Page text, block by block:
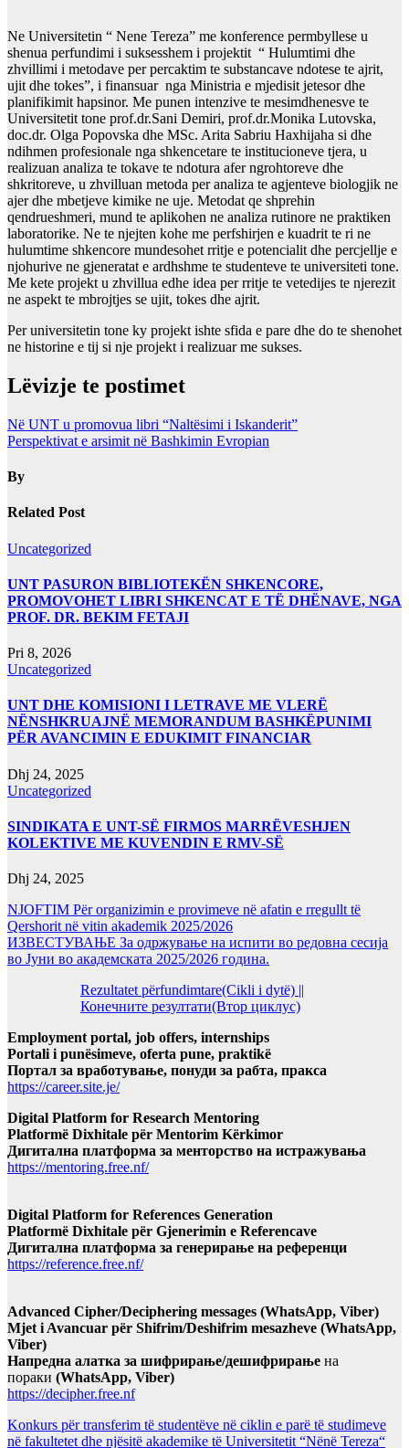
Ne Universitetin “ Nene Tereza” me konference permbyllese u
shenua perfundimi i suksesshem i projektit “ Hulumtimi dhe
zhvillimi i metodave per percaktim te substancave ndotese te ajrit,
ujit dhe tokes”, i finansuar nga Ministria e mjedisit jetesor dhe
planifikimit hapsinor. Me punen intenzive te mesimdhenesve te
Universitetit tone prof.dr.Sani Demiri, prof.dr.Monika Lutovska,
doc.dr. Olga Popovska dhe MSc. Arita Sabriu Haxhijaha si dhe
ndihmen profesionale nga shkencetare te institucioneve tjera, u
realizuan analiza te tokave te ndotura afer ngrohtoreve dhe
shkritoreve, u zhvilluan metoda per analiza te agjenteve biologjik ne
ajer dhe mbetjeve kimike ne uje. Metodat qe shprehin
qendrueshmeri, mund te aplikohen ne analiza rutinore ne praktiken
laboratorike. Ne te njejten kohe me perfshirjen e kuadrit te ri ne
hulumtime shkencore mundesohet rritje e potencialit dhe percjellje e
njohurive ne gjeneratat e ardhshme te studenteve te universiteti tone.
Me kete projekt u zhvillua edhe idea per rritje te vetedijes te njerezit
ne aspekt te mbrojtjes se ujit, tokes dhe ajrit.
Per universitetin tone ky projekt ishte sfida e pare dhe do te shenohet
ne historine e tij si nje projekt i realizuar me sukses.
Lëvizje te postimet
Në UNT u promovua libri “Naltësimi i Iskanderit”
Perspektivat e arsimit në Bashkimin Evropian
By
Related Post
Uncategorized
UNT PASURON BIBLIOTEKËN SHKENCORE,
PROMOVOHET LIBRI SHKENCAT E TË DHËNAVE, NGA
PROF. DR. BEKIM FETAJI
Pri 8, 2026
Uncategorized
UNT DHE KOMISIONI I LETRAVE ME VLERË
NËNSHKRUAJNË MEMORANDUM BASHKËPUNIMI
PËR AVANCIMIN E EDUKIMIT FINANCIAR
Dhj 24, 2025
Uncategorized
SINDIKATA E UNT-SË FIRMOS MARRËVESHJEN
KOLEKTIVE ME KUVENDIN E RMV-SË
Dhj 24, 2025
NJOFTIM Për organizimin e provimeve në afatin e rregullt të
Qershorit në vitin akademik 2025/2026
ИЗВЕСТУВАЊЕ За одржување на испити во редовна сесија
во Јуни во академската 2025/2026 година.
Rezultatet përfundimtare(Cikli i dytë) ||
Конечните резултати(Втор циклус)
Employment portal, job offers, internships
Portali i punësimeve, oferta pune, praktikë
Портал за вработување, понуди за рабта, пракса
https://career.site.je/
Digital Platform for Research Mentoring
Platformë Dixhitale për Mentorim Kërkimor
Дигитална платформа за менторство на истражувања
https://mentoring.free.nf/
Digital Platform for References Generation
Platformë Dixhitale për Gjenerimin e Referencave
Дигитална платформа за генерирање на референци
https://reference.free.nf/
Advanced Cipher/Deciphering messages (WhatsApp, Viber)
Mjet i Avancuar për Shifrim/Deshifrim mesazheve (WhatsApp,
Viber)
Напредна алатка за шифрирање/дешифрирање на
пораки (WhatsApp, Viber)
https://decipher.free.nf
Konkurs për transferim të studentëve në ciklin e parë të studimeve
në fakultetet dhe njësitë akademike të Universitetit “Nënë Tereza“